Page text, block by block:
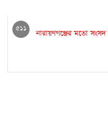
৫১১ নারায়ণগঞ্জের মতো সংসদ